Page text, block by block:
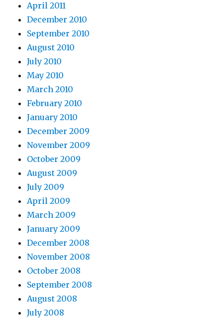
April 2011
December 2010
September 2010
August 2010
July 2010
May 2010
March 2010
February 2010
January 2010
December 2009
November 2009
October 2009
August 2009
July 2009
April 2009
March 2009
January 2009
December 2008
November 2008
October 2008
September 2008
August 2008
July 2008